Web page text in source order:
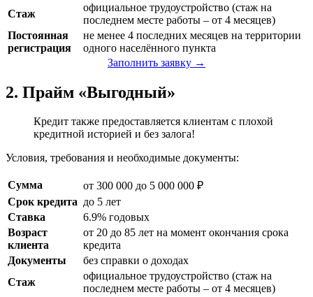
Стаж
официальное трудоустройство (стаж на
последнем месте работы – от 4 месяцев)
Постоянная
регистрация
не менее 4 последних месяцев на территории
одного населённого пункта
Заполнить заявку →
2. Прайм «Выгодный»
Кредит также предоставляется клиентам с плохой
кредитной историей и без залога!
Условия, требования и необходимые документы:
Сумма
от 300 000 до 5 000 000 ₽
Срок кредита до 5 лет
Ставка
6.9% годовых
Возраст
клиента
от 20 до 85 лет на момент окончания срока
кредита
Документы
без справки о доходах
Стаж
официальное трудоустройство (стаж на
последнем месте работы – от 4 месяцев)